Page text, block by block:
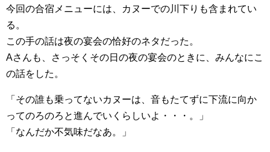
今回の合宿メニューには、カヌーでの川下りも含まれてい
る。
この手の話は夜の宴会の恰好のネタだった。
Aさんも、さっそくその日の夜の宴会のときに、みんなにこ
の話をした。
「その誰も乗ってないカヌーは、音もたてずに下流に向か
ってのろのろと進んでいくらしいよ・・・。」
「なんだか不気味だなあ。」